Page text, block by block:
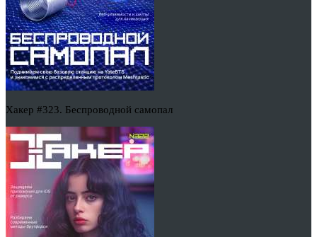
Хакер #323. Беспроводной самопал